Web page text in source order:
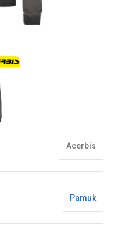
Acerbis
Pamuk